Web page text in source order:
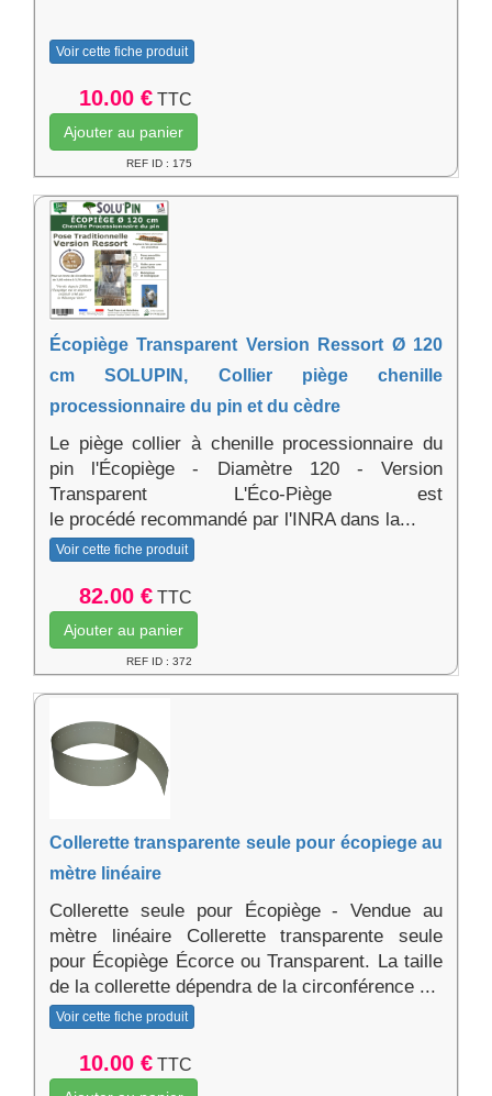
Voir cette fiche produit
10.00 € TTC
Ajouter au panier
REF ID : 175
Écopiège Transparent Version Ressort Ø 120
cm SOLUPIN, Collier piège chenille
processionnaire du pin et du cèdre
Le piège collier à chenille processionnaire du
pin l'Écopiège - Diamètre 120 - Version
Transparent L'Éco-Piège est
le procédé recommandé par l'INRA dans la...
Voir cette fiche produit
82.00 € TTC
Ajouter au panier
REF ID : 372
Collerette transparente seule pour écopiege au
mètre linéaire
Collerette seule pour Écopiège - Vendue au
mètre linéaire Collerette transparente seule
pour Écopiège Écorce ou Transparent. La taille
de la collerette dépendra de la circonférence ...
Voir cette fiche produit
10.00 € TTC